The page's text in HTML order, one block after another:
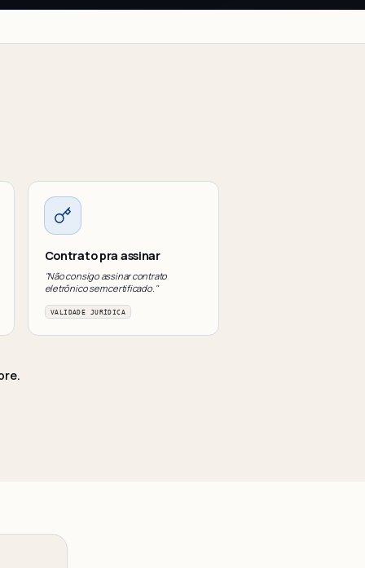
Contrato pra assinar
"Não consigo assinar contrato
eletrônico sem certificado."
VALIDADE JURÍDICA